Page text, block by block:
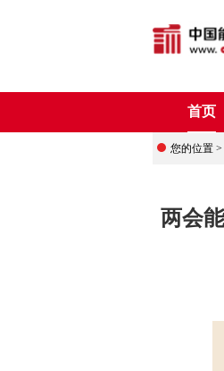
首页
您的位置 >
两会